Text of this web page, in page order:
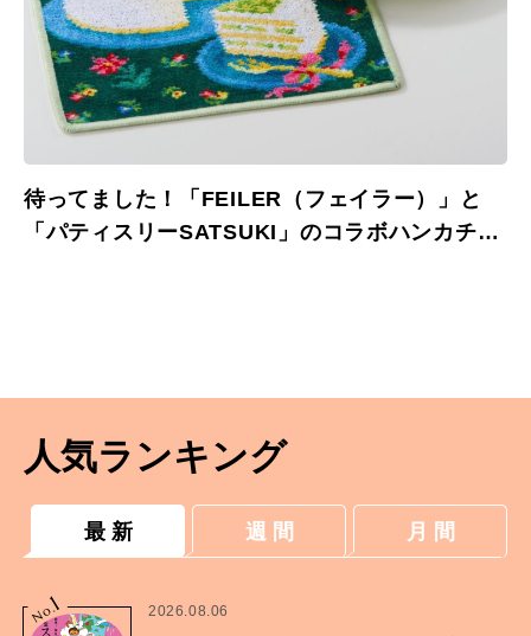
待ってました！「FEILER（フェイラー）」と
「パティスリーSATSUKI」のコラボハンカチが
人気ランキング
最 新 週 間 月 間
No.
1 2026.08.06